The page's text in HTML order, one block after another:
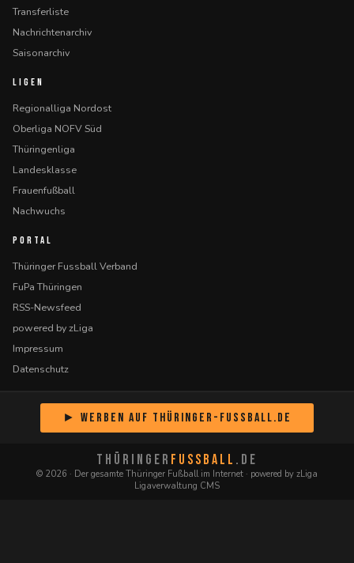
Transferliste
Nachrichtenarchiv
Saisonarchiv
LIGEN
Regionalliga Nordost
Oberliga NOFV Süd
Thüringenliga
Landesklasse
Frauenfußball
Nachwuchs
PORTAL
Thüringer Fussball Verband
FuPa Thüringen
RSS-Newsfeed
powered by zLiga
Impressum
Datenschutz
► Werben auf Thüringer-Fussball.de
THÜRINGER FUSSBALL .DE
© 2026 · Der gesamte Thüringer Fußball im Internet · powered by zLiga
Ligaverwaltung CMS